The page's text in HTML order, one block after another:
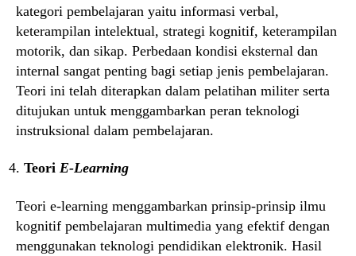
kategori pembelajaran yaitu informasi verbal,
keterampilan intelektual, strategi kognitif, keterampilan
motorik, dan sikap. Perbedaan kondisi eksternal dan
internal sangat penting bagi setiap jenis pembelajaran.
Teori ini telah diterapkan dalam pelatihan militer serta
ditujukan untuk menggambarkan peran teknologi
instruksional dalam pembelajaran.
Teori E-Learning
Teori e-learning menggambarkan prinsip-prinsip ilmu
kognitif pembelajaran multimedia yang efektif dengan
menggunakan teknologi pendidikan elektronik. Hasil